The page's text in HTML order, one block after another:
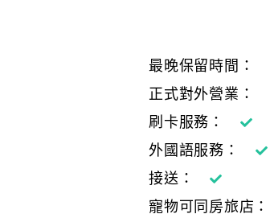
最晚保留時間：
正式對外營業：
刷卡服務：
外國語服務：
接送：
寵物可同房旅店：